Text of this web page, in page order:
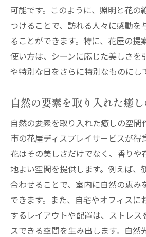
可能です。このように、照明と花の
つけることで、訪れる人々に感動を
ることができます。特に、花屋の提
使い方は、シーンに応じた美しさを
や特別な日をさらに特別なものにし
自然の要素を取り入れた癒
自然の要素を取り入れた癒しの空間
市の花屋ディスプレイサービスが得
花はその美しさだけでなく、香りや
地よい空間を提供します。例えば、
合わせることで、室内に自然の恵み
できます。また、自宅やオフィスに
するレイアウトや配置は、ストレス
スできる空間を生み出します。自然